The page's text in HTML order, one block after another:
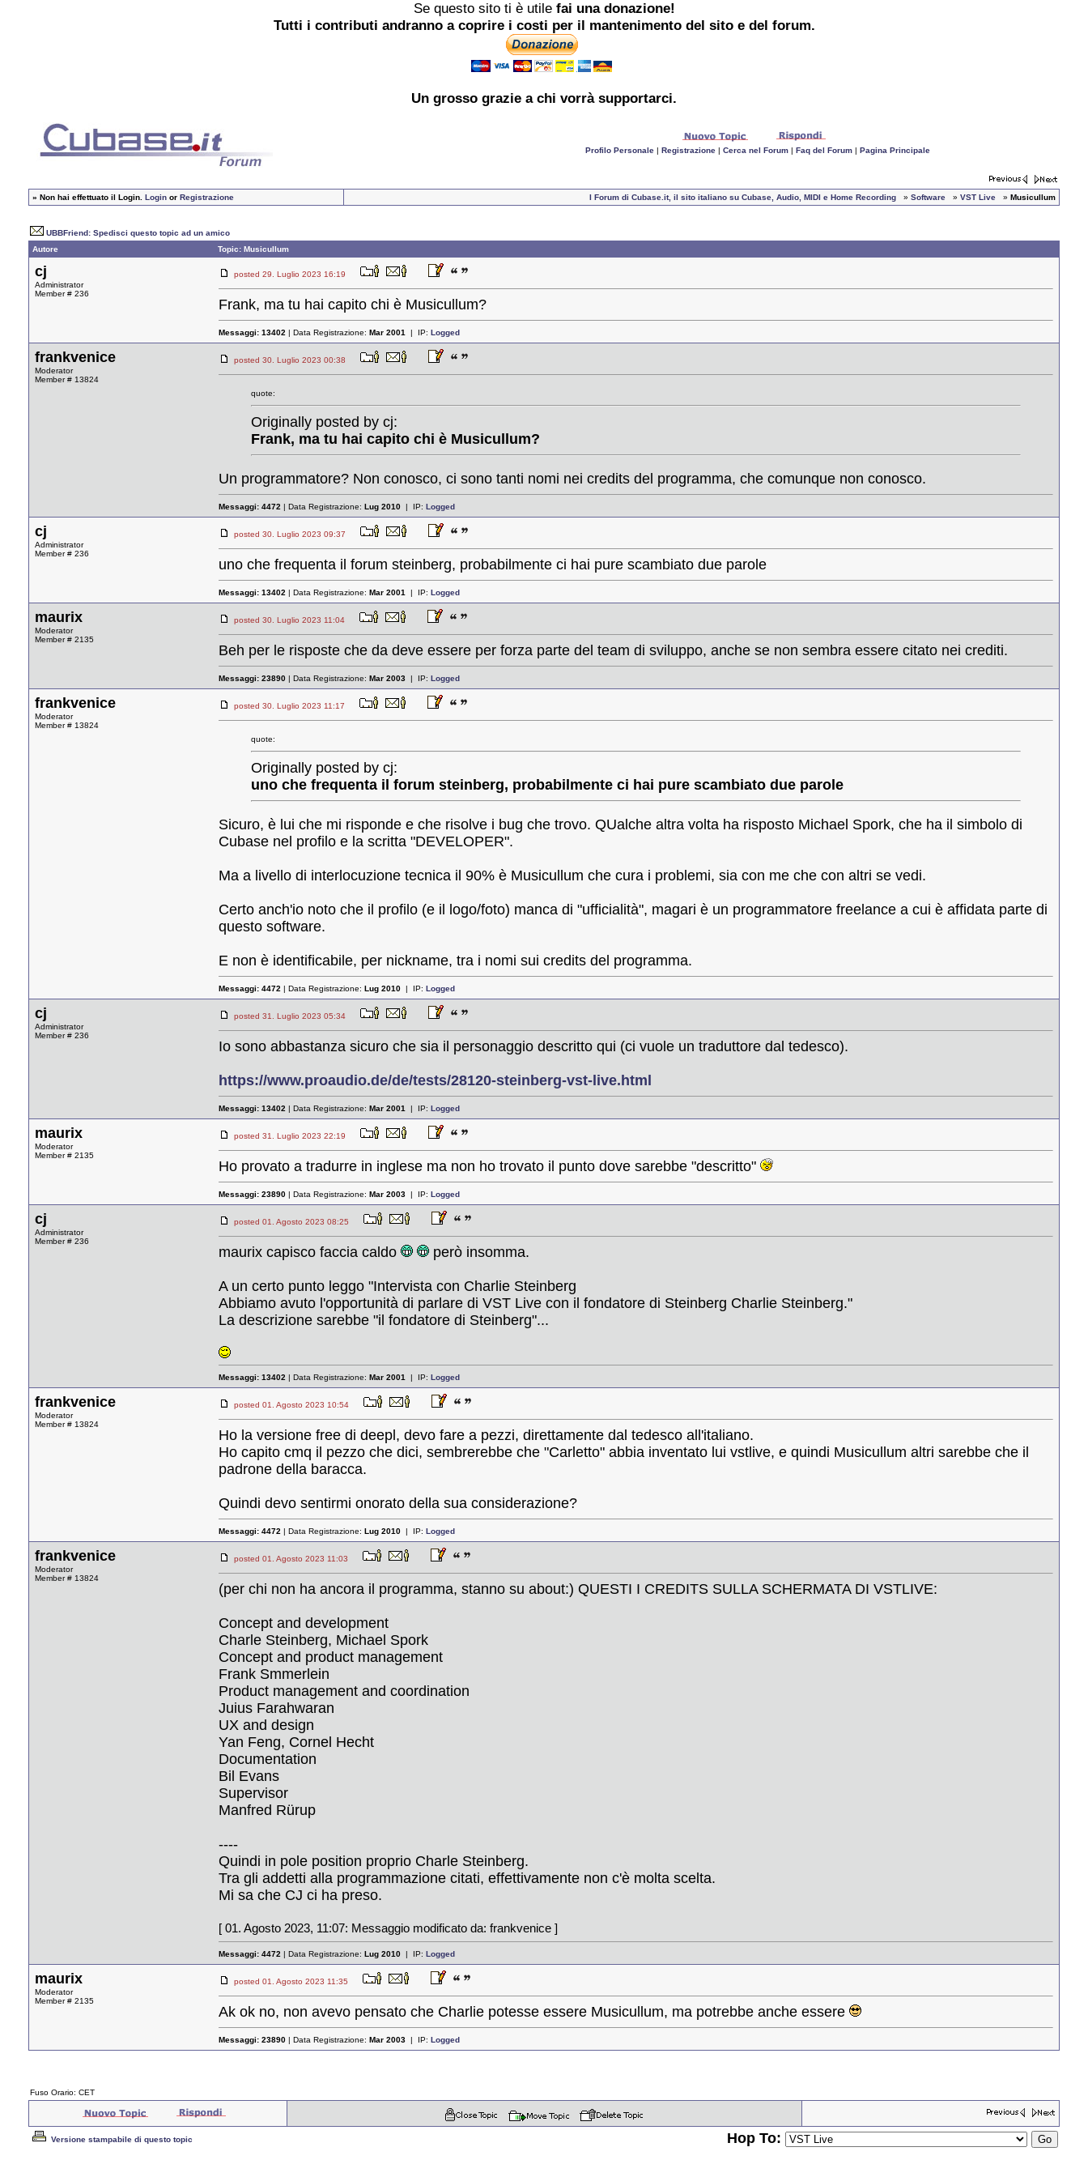
Se questo sito ti è utile fai una donazione!
Tutti i contributi andranno a coprire i costi per il mantenimento del sito e del forum.
Un grosso grazie a chi vorrà supportarci.
Profilo Personale| Registrazione| Cerca nel Forum| Faq del Forum| Pagina Principale
» Non hai effettuato il Login. Login or Registrazione I Forum di Cubase.it, il sito italiano su Cubase, Audio, MIDI e Home Recording » Software » VST Live » Musicullum
UBBFriend: Spedisci questo topic ad un amico
Autore
Topic: Musicullum
cj
Administrator
Member # 236
posted 29. Luglio 2023 16:19
Frank, ma tu hai capito chi è Musicullum?
Messaggi: 13402 | Data Registrazione: Mar 2001 | IP: Logged
frankvenice
Moderator
Member # 13824
posted 30. Luglio 2023 00:38
quote:
Originally posted by cj:
Frank, ma tu hai capito chi è Musicullum?
Un programmatore? Non conosco, ci sono tanti nomi nei credits del programma, che comunque non conosco.
Messaggi: 4472 | Data Registrazione: Lug 2010 | IP: Logged
cj
Administrator
Member # 236
posted 30. Luglio 2023 09:37
uno che frequenta il forum steinberg, probabilmente ci hai pure scambiato due parole
Messaggi: 13402 | Data Registrazione: Mar 2001 | IP: Logged
maurix
Moderator
Member # 2135
posted 30. Luglio 2023 11:04
Beh per le risposte che da deve essere per forza parte del team di sviluppo, anche se non sembra essere citato nei crediti.
Messaggi: 23890 | Data Registrazione: Mar 2003 | IP: Logged
frankvenice
Moderator
Member # 13824
posted 30. Luglio 2023 11:17
quote:
Originally posted by cj:
uno che frequenta il forum steinberg, probabilmente ci hai pure scambiato due parole
Sicuro, è lui che mi risponde e che risolve i bug che trovo. QUalche altra volta ha risposto Michael Spork, che ha il simbolo di
Cubase nel profilo e la scritta "DEVELOPER".
Ma a livello di interlocuzione tecnica il 90% è Musicullum che cura i problemi, sia con me che con altri se vedi.
Certo anch'io noto che il profilo (e il logo/foto) manca di "ufficialità", magari è un programmatore freelance a cui è affidata parte di
questo software.
E non è identificabile, per nickname, tra i nomi sui credits del programma.
Messaggi: 4472 | Data Registrazione: Lug 2010 | IP: Logged
cj
Administrator
Member # 236
posted 31. Luglio 2023 05:34
Io sono abbastanza sicuro che sia il personaggio descritto qui (ci vuole un traduttore dal tedesco).
https://www.proaudio.de/de/tests/28120-steinberg-vst-live.html
Messaggi: 13402 | Data Registrazione: Mar 2001 | IP: Logged
maurix
Moderator
Member # 2135
posted 31. Luglio 2023 22:19
Ho provato a tradurre in inglese ma non ho trovato il punto dove sarebbe "descritto"
Messaggi: 23890 | Data Registrazione: Mar 2003 | IP: Logged
cj
Administrator
Member # 236
posted 01. Agosto 2023 08:25
maurix capisco faccia caldo però insomma.
A un certo punto leggo "Intervista con Charlie Steinberg
Abbiamo avuto l'opportunità di parlare di VST Live con il fondatore di Steinberg Charlie Steinberg."
La descrizione sarebbe "il fondatore di Steinberg"...
Messaggi: 13402 | Data Registrazione: Mar 2001 | IP: Logged
frankvenice
Moderator
Member # 13824
posted 01. Agosto 2023 10:54
Ho la versione free di deepl, devo fare a pezzi, direttamente dal tedesco all'italiano.
Ho capito cmq il pezzo che dici, sembrerebbe che "Carletto" abbia inventato lui vstlive, e quindi Musicullum altri sarebbe che il
padrone della baracca.
Quindi devo sentirmi onorato della sua considerazione?
Messaggi: 4472 | Data Registrazione: Lug 2010 | IP: Logged
frankvenice
Moderator
Member # 13824
posted 01. Agosto 2023 11:03
(per chi non ha ancora il programma, stanno su about:) QUESTI I CREDITS SULLA SCHERMATA DI VSTLIVE:
Concept and development
Charle Steinberg, Michael Spork
Concept and product management
Frank Smmerlein
Product management and coordination
Juius Farahwaran
UX and design
Yan Feng, Cornel Hecht
Documentation
Bil Evans
Supervisor
Manfred Rürup
----
Quindi in pole position proprio Charle Steinberg.
Tra gli addetti alla programmazione citati, effettivamente non c'è molta scelta.
Mi sa che CJ ci ha preso.
[ 01. Agosto 2023, 11:07: Messaggio modificato da: frankvenice ]
Messaggi: 4472 | Data Registrazione: Lug 2010 | IP: Logged
maurix
Moderator
Member # 2135
posted 01. Agosto 2023 11:35
Ak ok no, non avevo pensato che Charlie potesse essere Musicullum, ma potrebbe anche essere
Messaggi: 23890 | Data Registrazione: Mar 2003 | IP: Logged
Fuso Orario: CET
Versione stampabile di questo topic Hop To: